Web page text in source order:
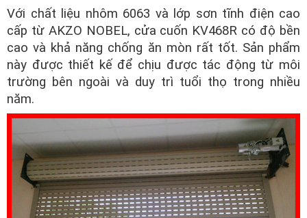
Với chất liệu nhôm 6063 và lớp sơn tĩnh điện cao
cấp từ AKZO NOBEL, cửa cuốn KV468R có độ bền
cao và khả năng chống ăn mòn rất tốt. Sản phẩm
này được thiết kế để chịu được tác động từ môi
trường bên ngoài và duy trì tuổi thọ trong nhiều
năm.